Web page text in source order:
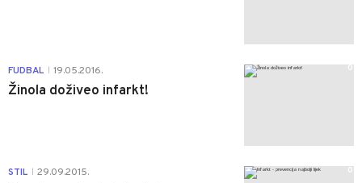
FUDBAL 19.05.2016.
Žinola doživeo infarkt!
0
STIL 29.09.2015. 0